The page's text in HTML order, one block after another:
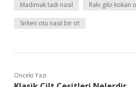
Madımak tadı nasıl Rakı gibi kokan
Sirken otu nasıl bir ot
Önceki Yazı